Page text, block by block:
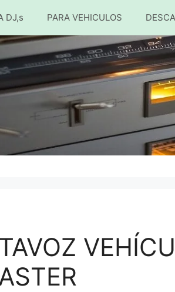
DJ,s PARA VEHICULOS